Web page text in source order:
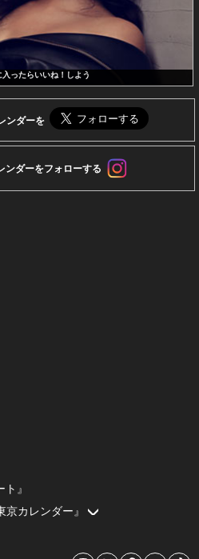
ったらいいね！しよう
ンダーを
ダーをフォローする
』
カレンダー』